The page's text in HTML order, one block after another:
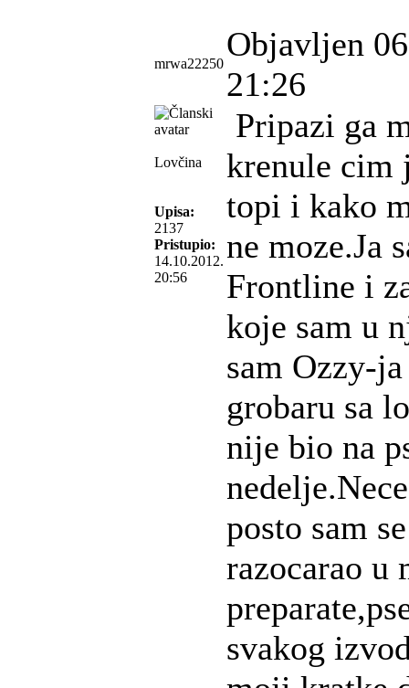
mrwa22250
Objavljen
21:26
Lovčina
Upisa:
2137
Pristupio:
14.10.2012.
20:56
Pripazi ga
krenule cim
topi i kako
ne moze.Ja
Frontline i
koje sam u
sam Ozzy-
grobaru sa
nije bio na
posto sam
razocarao u
svakog